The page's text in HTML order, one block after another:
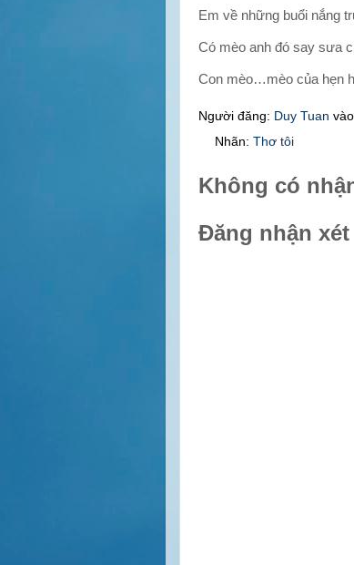
Em về những buổi nắng
Có mèo anh đó say sưa
Con mèo…mèo của hẹn
Người đăng: Duy Tuan
Nhãn: Thơ tôi
Không có
Đăng nhận xét